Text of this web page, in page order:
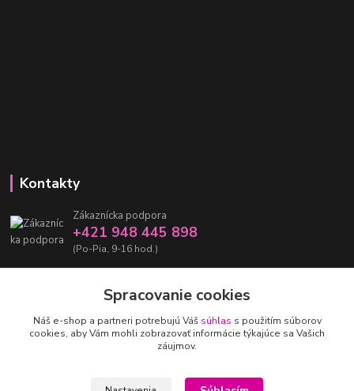
Kontakty
Zákaznícka podpora
+421 948 445 898
(Po-Pia, 9-16 hod.)
Spracovanie cookies
Náš e-shop a partneri potrebujú Váš súhlas s použitím súborov
cookies, aby Vám mohli zobrazovať informácie týkajúce sa Vašich
záujmov.